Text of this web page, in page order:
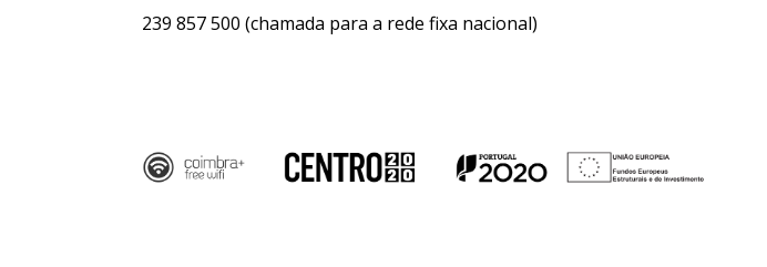
239 857 500 (chamada para a rede fixa nacional)